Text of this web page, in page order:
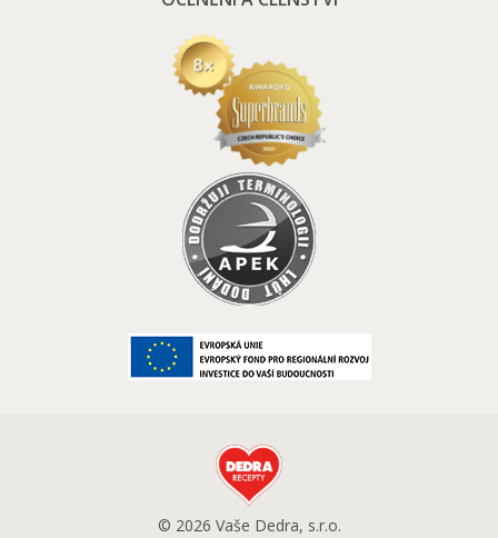
© 2026 Vaše Dedra, s.r.o.